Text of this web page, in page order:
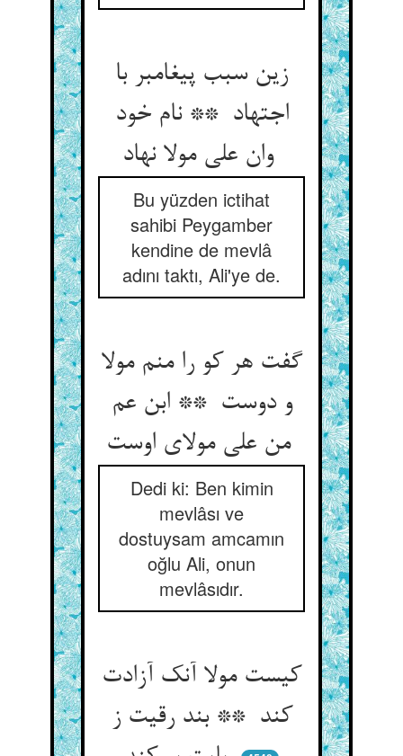
زین سبب پیغامبر با
اجتهاد ** نام خود
وان علی مولا نهاد
Bu yüzden ictihat
sahibi Peygamber
kendine de mevlâ
adını taktı, Ali'ye de.
گفت هر کو را منم مولا
و دوست ** ابن عم
من علی مولای اوست
Dedi ki: Ben kimin
mevlâsı ve
dostuysam amcamın
oğlu Ali, onun
mevlâsıdır.
کیست مولا آنک آزادت
کند ** بند رقیت ز